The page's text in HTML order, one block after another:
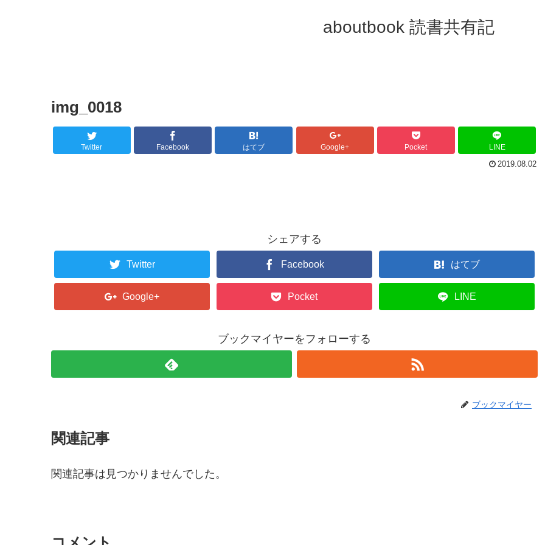
aboutbook 読書共有記
img_0018
Twitter Facebook はてブ Google+ Pocket LINE
2019.08.02
シェアする
Twitter Facebook はてブ
Google+ Pocket LINE
ブックマイヤーをフォローする
ブックマイヤー
関連記事
関連記事は見つかりませんでした。